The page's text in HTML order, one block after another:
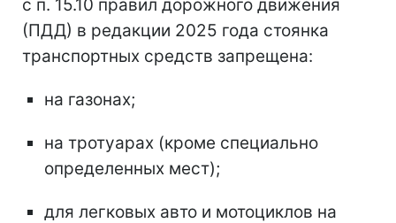
с п. 15.10 правил дорожного движения
(ПДД) в редакции 2025 года стоянка
транспортных средств запрещена:
на газонах;
на тротуарах (кроме специально
определенных мест);
для легковых авто и мотоциклов на